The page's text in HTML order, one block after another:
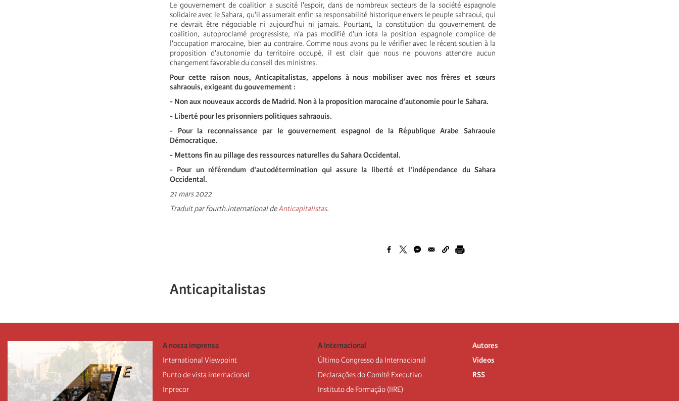
Le gouvernement de coalition a suscité l'espoir, dans de nombreux secteurs de la société espagnole
solidaire avec le Sahara, qu'il assumerait enfin sa responsabilité historique envers le peuple sahraoui, qui
ne devrait être négociable ni aujourd'hui ni jamais. Pourtant, la constitution du gouvernement de
coalition, autoproclamé progressiste, n'a pas modifié d'un iota la position espagnole complice de
l'occupation marocaine, bien au contraire. Comme nous avons pu le vérifier avec le récent soutien à la
proposition d'autonomie du territoire occupé, il est clair que nous ne pouvons attendre aucun
changement favorable du conseil des ministres.
Pour cette raison nous, Anticapitalistas, appelons à nous mobiliser avec nos frères et sœurs
sahraouis, exigeant du gouvernement :
- Non aux nouveaux accords de Madrid. Non à la proposition marocaine d'autonomie pour le Sahara.
- Liberté pour les prisonniers politiques sahraouis.
- Pour la reconnaissance par le gouvernement espagnol de la République Arabe Sahraouie
Démocratique.
- Mettons fin au pillage des ressources naturelles du Sahara Occidental.
- Pour un référendum d'autodétermination qui assure la liberté et l'indépendance du Sahara
Occidental.
21 mars 2022
Traduit par fourth.international deAnticapitalistas.
Anticapitalistas
A nossa imprensa
International Viewpoint
Punto de vista internacional
Inprecor
A Internacional
Último Congresso da Internacional
Declarações do Comité Executivo
Instituto de Formação (IIRE)
Autores
Videos
RSS